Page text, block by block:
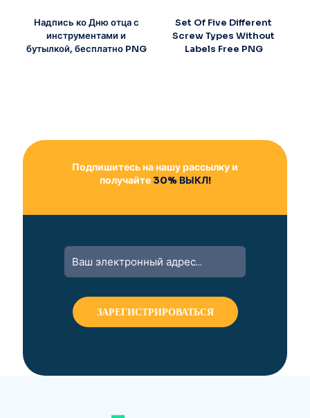
Надпись ко Дню отца с
инструментами и
бутылкой, бесплатно PNG
Set Of Five Different
Screw Types Without
Labels Free PNG
Подпишитесь на нашу рассылку и
получайте30% ВЫКЛ!